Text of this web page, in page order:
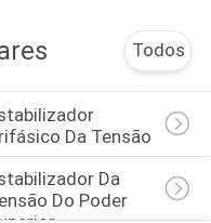
Todos
Da Tensão
Da
Do Poder